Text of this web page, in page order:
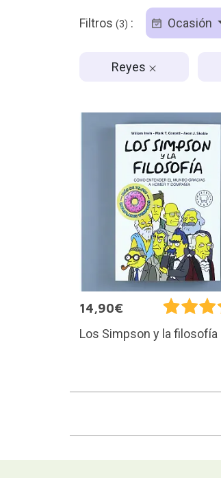
Filtros (3) : Ocasión
Reyes
14,90€
Los Simpson y la filosofía